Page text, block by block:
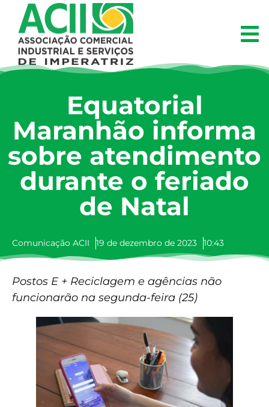
Equatorial
Maranhão informa
sobre atendimento
durante o feriado
de Natal
Comunicação ACII 19 de dezembro de 2023 10:43
Postos E + Reciclagem e agências não
funcionarão na segunda-feira (25)